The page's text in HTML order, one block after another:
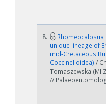
8.
unique lineage of
mid‑Cretaceous
Coccinelloidea) /
Tomaszewska
//